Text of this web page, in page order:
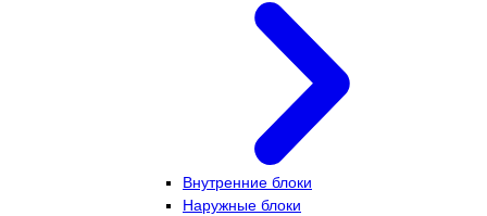
Внутренние блоки
Наружные блоки